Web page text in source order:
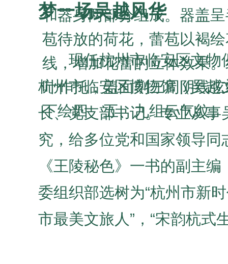
和器身两部分组成。器盖
苞待放的荷花， 蕾苞以褐
线，增加花蕾的立体效果
叶作托，盖面刻三周阴线
下绘四、五、九组云气纹。
梦一场吴越风华
现任杭州市临安区文物
杭州市临安区博物馆（吴越
长、党支部书记。专业从事
究，给多位党和国家领导同
《王陵秘色》一书的副主
委组织部选树为“杭州市新
市最美文旅人”，“宋韵杭式